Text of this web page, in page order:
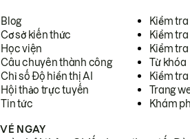
Blog
Cơ sở kiến thức
Học viện
Câu chuyên thành công
Chỉ số Độ hiển thị AI
Hội thảo trực tuyến
Tin tức
Kiểm
Kiểm tra
Kiểm
Từ khóa
Kiểm
Trang
Khám
NGAY